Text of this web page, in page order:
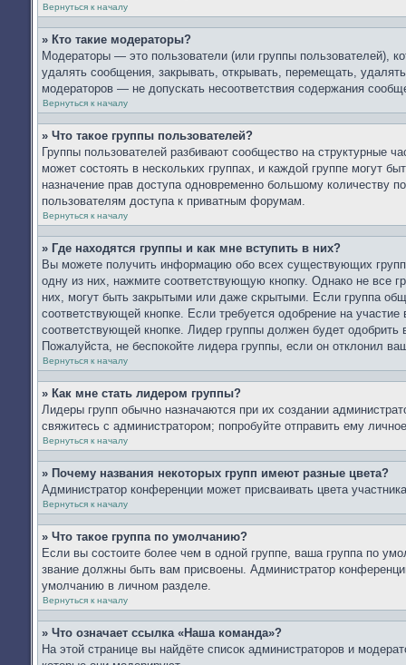
Вернуться к началу
» Кто такие модераторы?
Модераторы — это пользователи (или группы пользователей),
удалять сообщения, закрывать, открывать, перемещать,
модераторов — не допускать несоответствия содержания
Вернуться к началу
» Что такое группы пользователей?
Группы пользователей разбивают сообщество на структурные
может состоять в нескольких группах, и каждой группе могут
назначение прав доступа одновременно большому количеству
пользователям доступа к приватным форумам.
Вернуться к началу
» Где находятся группы и как мне вступить в них?
Вы можете получить информацию обо всех существующих
одну из них, нажмите соответствующую кнопку. Однако не все
них, могут быть закрытыми или даже скрытыми. Если группа
соответствующей кнопке. Если требуется одобрение на
соответствующей кнопке. Лидер группы должен будет
Пожалуйста, не беспокойте лидера группы, если он отклонил
Вернуться к началу
» Как мне стать лидером группы?
Лидеры групп обычно назначаются при их создании
свяжитесь с администратором; попробуйте отправить ему
Вернуться к началу
» Почему названия некоторых групп имеют разные цвета?
Администратор конференции может присваивать цвета
Вернуться к началу
» Что такое группа по умолчанию?
Если вы состоите более чем в одной группе, ваша группа по
звание должны быть вам присвоены. Администратор
умолчанию в личном разделе.
Вернуться к началу
» Что означает ссылка «Наша команда»?
На этой странице вы найдёте список администраторов и